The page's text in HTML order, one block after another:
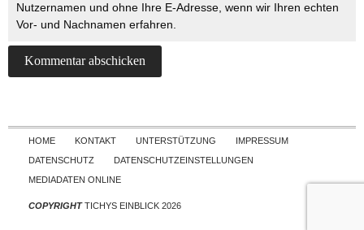
Nutzernamen und ohne Ihre E-Adresse, wenn wir Ihren echten
Vor- und Nachnamen erfahren.
Skip to content
HOME KONTAKT UNTERSTÜTZUNG
IMPRESSUM
DATENSCHUTZ
DATENSCHUTZEINSTELLUNGEN
MEDIADATEN ONLINE
COPYRIGHTTICHYS EINBLICK 2026